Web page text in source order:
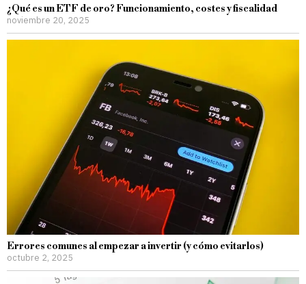
¿Qué es un ETF de oro? Funcionamiento, costes y fiscalidad
noviembre 20, 2025
Errores comunes al empezar a invertir (y cómo evitarlos)
octubre 2, 2025